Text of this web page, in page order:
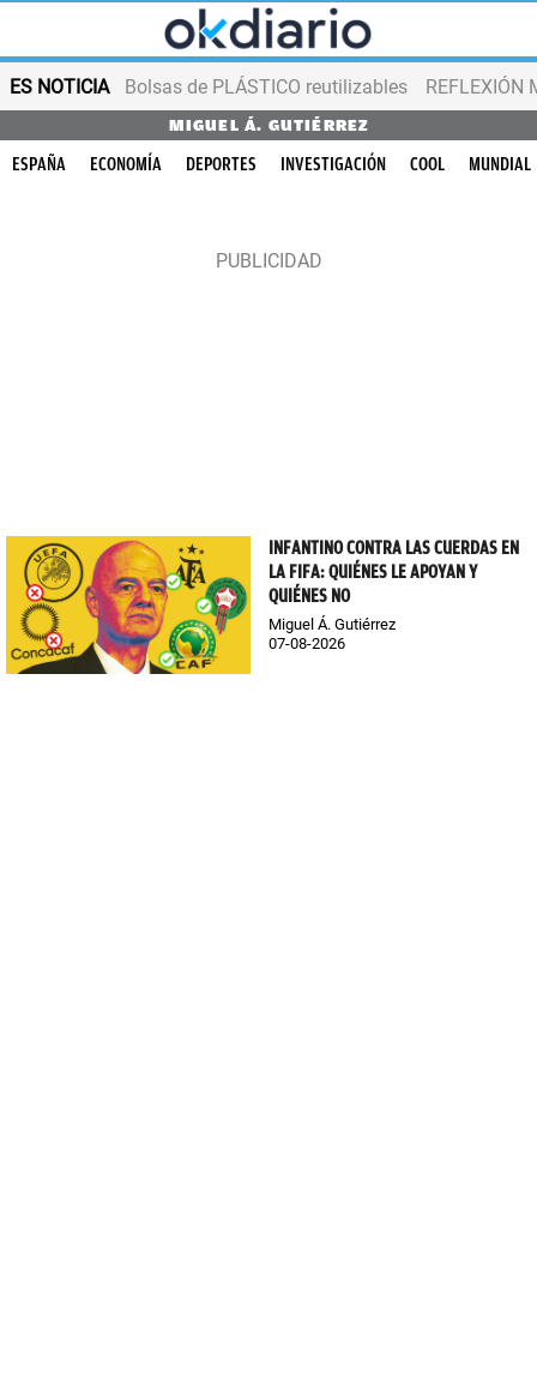
ES NOTICIA Bolsas de PLÁSTICO reutilizables REFLEXIÓN
MIGUEL Á. GUTIÉRREZ
ESPAÑA ECONOMÍA DEPORTES INVESTIGACIÓN COOL MUNDIAL
INFANTINO CONTRA LAS CUERDAS EN
LA FIFA: QUIÉNES LE APOYAN Y
QUIÉNES NO
Miguel Á. Gutiérrez
07-08-2026